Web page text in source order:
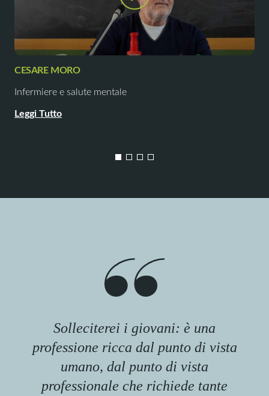
CESARE MORO
Infermiere e salute mentale
Leggi Tutto
Solleciterei i giovani: è una
professione ricca dal punto di vista
umano, dal punto di vista
professionale che richiede tante